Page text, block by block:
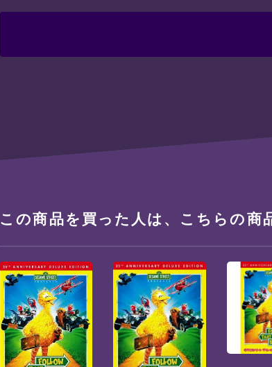
この商品を買った人は、こちらの商